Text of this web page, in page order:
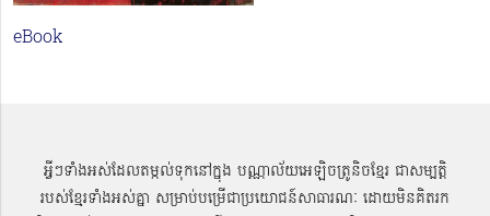
eBook
អ្វីៗទាំងអស់ដែលតម្កល់ទុកនៅក្នុង បណ្ណាល័យអេឡិចត្រូនិចខ្មែរ ជាសម្បតិ្ត
របស់ខ្មែរទាំងអស់គ្នា សម្រាប់បម្រើជាប្រយោជន៍សាធារណៈ ដោយមិនគិតរក